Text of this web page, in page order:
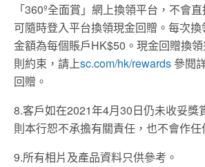
「360º全面賞」網上換領平台，不會
可隨時登入平台換領現金回贈。每次
金額為每個賬戶HK$50 。現金回贈換
則約束，請上sc.com/hk/rewards 參閱
回贈。
8.客戶如在2021年4月30日仍未收妥獎
則本行恕不承擔有關責任，也不會作任
9.所有相片及產品資料只供參考。